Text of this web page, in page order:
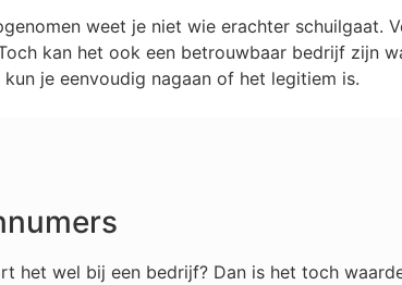
weet je niet wie erachter schuilgaat.
kan het ook een betrouwbaar bedrijf zijn
je eenvoudig nagaan of het legitiem is.
het wel bij een bedrijf? Dan is het toch